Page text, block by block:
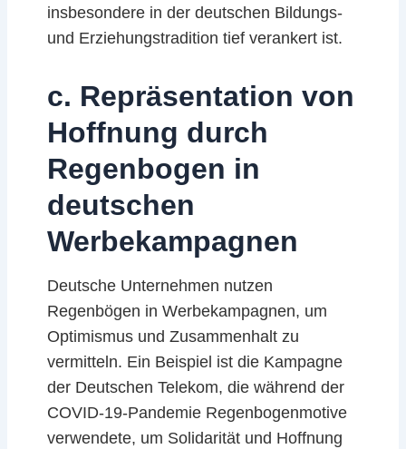
insbesondere in der deutschen Bildungs-
und Erziehungstradition tief verankert ist.
c. Repräsentation von
Hoffnung durch
Regenbogen in
deutschen
Werbekampagnen
Deutsche Unternehmen nutzen
Regenbögen in Werbekampagnen, um
Optimismus und Zusammenhalt zu
vermitteln. Ein Beispiel ist die Kampagne
der Deutschen Telekom, die während der
COVID-19-Pandemie Regenbogenmotive
verwendete, um Solidarität und Hoffnung